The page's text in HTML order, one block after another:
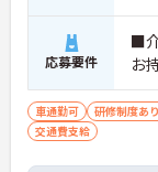
応募要件
■
お
車通勤可 研修制度あり
交通費支給